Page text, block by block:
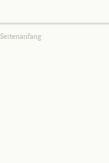
Seitenanfang